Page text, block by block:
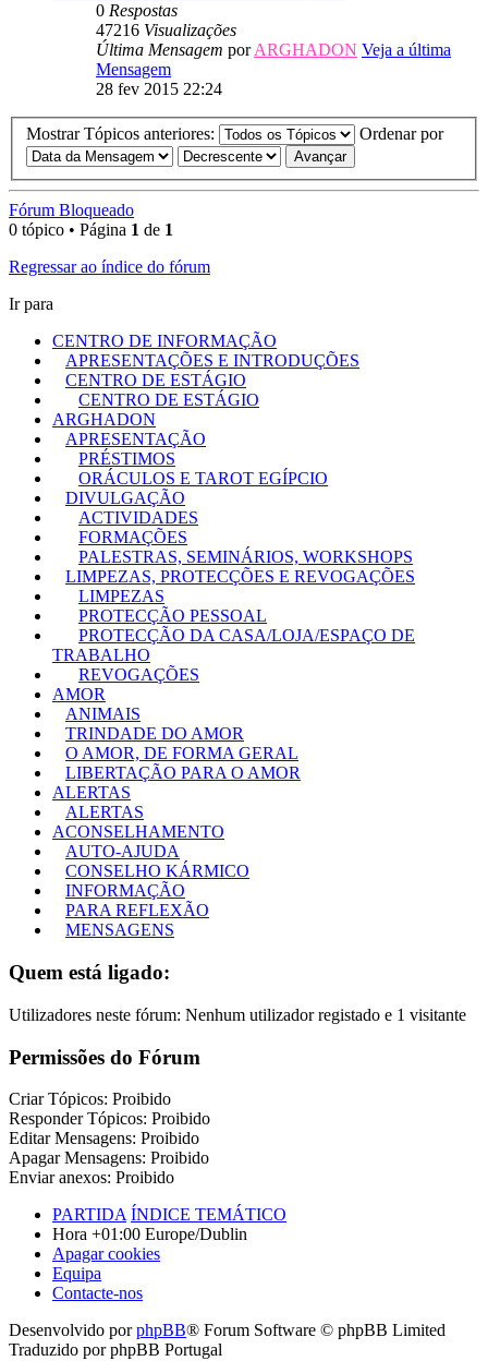
0 Respostas
47216 Visualizações
Última Mensagem porARGHADON Veja a última
Mensagem
28 fev 2015 22:24
Mostrar Tópicos anteriores: Ordenar por
Fórum Bloqueado
0 tópico • Página 1 de 1
Regressar ao índice do fórum
Ir para
CENTRO DE INFORMAÇÃO
APRESENTAÇÕES E INTRODUÇÕES
CENTRO DE ESTÁGIO
CENTRO DE ESTÁGIO
ARGHADON
APRESENTAÇÃO
PRÉSTIMOS
ORÁCULOS E TAROT EGÍPCIO
DIVULGAÇÃO
ACTIVIDADES
FORMAÇÕES
PALESTRAS, SEMINÁRIOS, WORKSHOPS
LIMPEZAS, PROTECÇÕES E REVOGAÇÕES
LIMPEZAS
PROTECÇÃO PESSOAL
PROTECÇÃO DA CASA/LOJA/ESPAÇO DE
TRABALHO
REVOGAÇÕES
AMOR
ANIMAIS
TRINDADE DO AMOR
O AMOR, DE FORMA GERAL
LIBERTAÇÃO PARA O AMOR
ALERTAS
ALERTAS
ACONSELHAMENTO
AUTO-AJUDA
CONSELHO KÁRMICO
INFORMAÇÃO
PARA REFLEXÃO
MENSAGENS
Quem está ligado:
Utilizadores neste fórum: Nenhum utilizador registado e 1 visitante
Permissões do Fórum
Criar Tópicos: Proibido
Responder Tópicos: Proibido
Editar Mensagens: Proibido
Apagar Mensagens: Proibido
Enviar anexos: Proibido
PARTIDA ÍNDICE TEMÁTICO
Hora +01:00 Europe/Dublin
Apagar cookies
Equipa
Contacte-nos
Desenvolvido porphpBB® Forum Software © phpBB Limited
Traduzido por phpBB Portugal